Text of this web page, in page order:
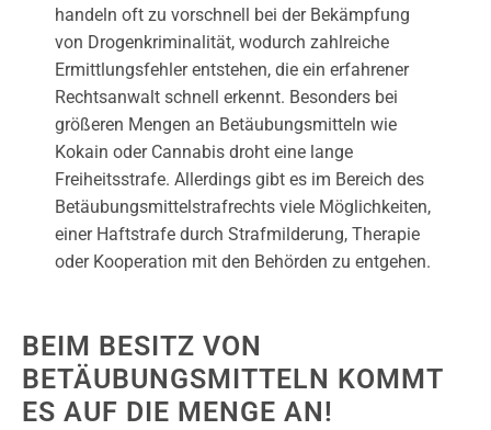
handeln oft zu vorschnell bei der Bekämpfung
von Drogenkriminalität, wodurch zahlreiche
Ermittlungsfehler entstehen, die ein erfahrener
Rechtsanwalt schnell erkennt. Besonders bei
größeren Mengen an Betäubungsmitteln wie
Kokain oder Cannabis droht eine lange
Freiheitsstrafe. Allerdings gibt es im Bereich des
Betäubungsmittelstrafrechts viele Möglichkeiten,
einer Haftstrafe durch Strafmilderung, Therapie
oder Kooperation mit den Behörden zu entgehen.
BEIM BESITZ VON
BETÄUBUNGSMITTELN KOMMT
ES AUF DIE MENGE AN!